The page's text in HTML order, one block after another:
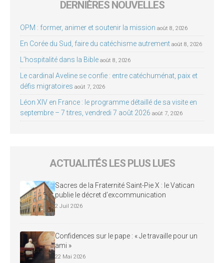
DERNIÈRES NOUVELLES
OPM : former, animer et soutenir la mission août 8, 2026
En Corée du Sud, faire du catéchisme autrement août 8, 2026
L’hospitalité dans la Bible août 8, 2026
Le cardinal Aveline se confie : entre catéchuménat, paix et
défis migratoires août 7, 2026
Léon XIV en France : le programme détaillé de sa visite en
septembre – 7 titres, vendredi 7 août 2026 août 7, 2026
ACTUALITÉS LES PLUS LUES
Sacres de la Fraternité Saint-Pie X : le Vatican
publie le décret d’excommunication
2 Juil 2026
Confidences sur le pape : « Je travaille pour un
ami »
22 Mai 2026